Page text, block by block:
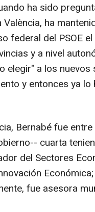
ha sido
ha
federal del PSOE
y a nivel
elegir" a los nuevos
y entonces ya
Bernabé fue
cuarta
del Sectores
fue asesora